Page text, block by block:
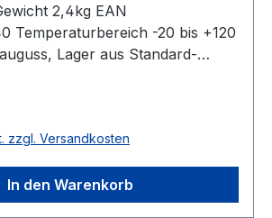
2,4kg EAN
Temperaturbereich -20 bis +120
Lager aus Standard-
Linearbewegungen Farbe
zzgl. Versandkosten
In den Warenkorb